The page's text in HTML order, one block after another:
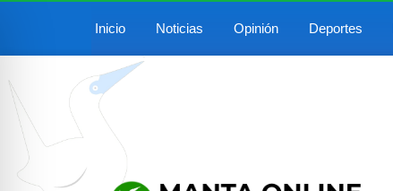
Inicio Noticias Opinión Deportes